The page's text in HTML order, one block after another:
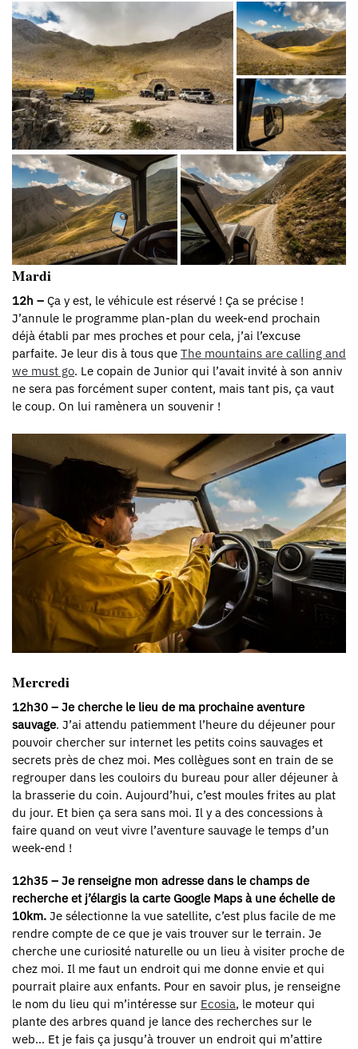
Mardi
12h – Ça y est, le véhicule est réservé ! Ça se précise !
J’annule le programme plan-plan du week-end prochain
déjà établi par mes proches et pour cela, j’ai l’excuse
parfaite. Je leur dis à tous que The mountains are calling and
we must go. Le copain de Junior qui l’avait invité à son anniv
ne sera pas forcément super content, mais tant pis, ça vaut
le coup. On lui ramènera un souvenir !
Mercredi
12h30 – Je cherche le lieu de ma prochaine aventure
sauvage. J’ai attendu patiemment l’heure du déjeuner pour
pouvoir chercher sur internet les petits coins sauvages et
secrets près de chez moi. Mes collègues sont en train de se
regrouper dans les couloirs du bureau pour aller déjeuner à
la brasserie du coin. Aujourd’hui, c’est moules frites au plat
du jour. Et bien ça sera sans moi. Il y a des concessions à
faire quand on veut vivre l’aventure sauvage le temps d’un
week-end !
12h35 – Je renseigne mon adresse dans le champs de
recherche et j’élargis la carte Google Maps à une échelle de
10km. Je sélectionne la vue satellite, c’est plus facile de me
rendre compte de ce que je vais trouver sur le terrain. Je
cherche une curiosité naturelle ou un lieu à visiter proche de
chez moi. Il me faut un endroit qui me donne envie et qui
pourrait plaire aux enfants. Pour en savoir plus, je renseigne
le nom du lieu qui m’intéresse sur Ecosia, le moteur qui
plante des arbres quand je lance des recherches sur le
web… Et je fais ça jusqu’à trouver un endroit qui m’attire